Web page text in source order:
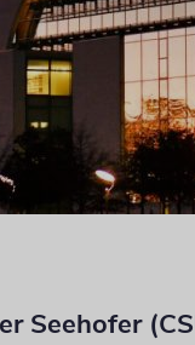
Seehofer